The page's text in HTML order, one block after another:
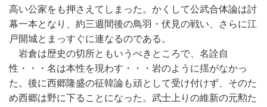
高い公家をも押さえてしまった。かくして公武合体論は討
幕一本となり、約三週間後の鳥羽・伏見の戦い、さらに江
戸開城とまっすぐに連なるのである。
岩倉は歴史の切所ともいうべきところで、名詮自
性・・・名は本性を現わす・・・岩のように揺がなかっ
た。後に西郷隆盛の征韓論も頑として受け付けず、そのた
め西郷は野に下ることになった。武士上りの維新の元勲た